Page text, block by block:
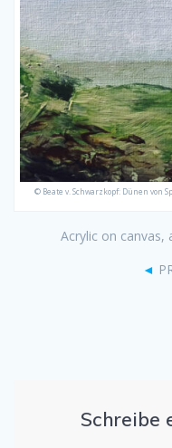
© Beate v. Schwarzkopf: Dünen von
Acrylic on canvas,
◄
Schreibe